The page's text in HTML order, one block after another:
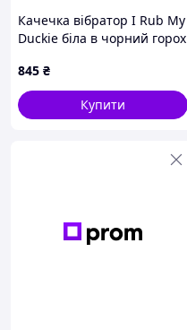
Качечка вібратор I Rub My
Duckie біла в чорний горох
845 ₴
Купити